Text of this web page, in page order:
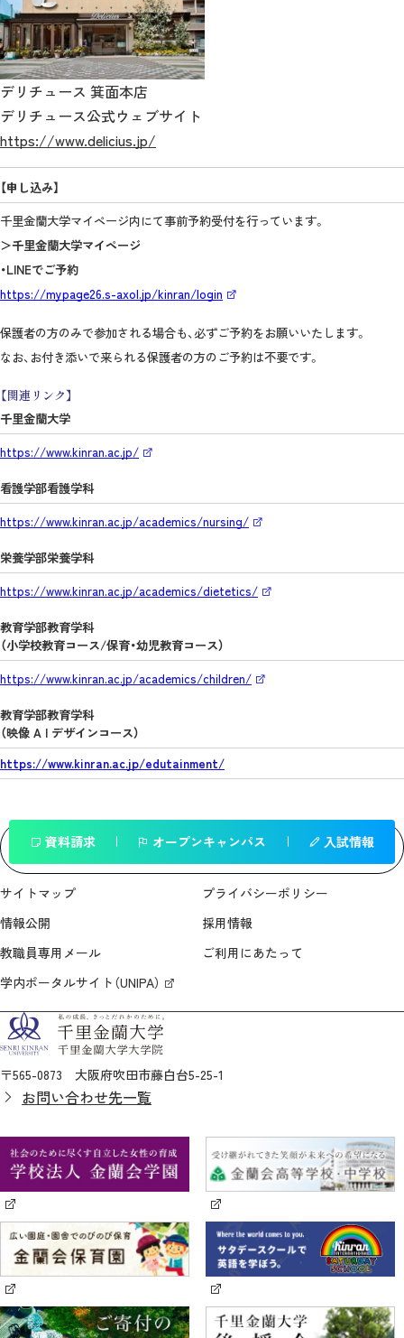
デリチュース 箕面本店
デリチュース公式ウェブサイト
https://www.delicius.jp/
【申し込み】
千里金蘭大学マイページ内にて事前予約受付を行っています。
＞千里金蘭大学マイページ
・LINEでご予約
https://mypage26.s-axol.jp/kinran/login
保護者の方のみで参加される場合も、必ずご予約をお願いいたします。
なお、お付き添いで来られる保護者の方のご予約は不要です。
【関連リンク】
千里金蘭大学
https://www.kinran.ac.jp/
看護学部看護学科
https://www.kinran.ac.jp/academics/nursing/
栄養学部栄養学科
https://www.kinran.ac.jp/academics/dietetics/
教育学部教育学科
（小学校教育コース/保育・幼児教育コース）
https://www.kinran.ac.jp/academics/children/
教育学部教育学科
（映像 A I デザインコース）
https://www.kinran.ac.jp/edutainment/
一覧へ戻る
資料請求 オープンキャンパス 入試情報
サイトマップ
プライバシーポリシー
情報公開
採用情報
教職員専用メール
ご利用にあたって
学内ポータルサイト（UNIPA）
〒565-0873 大阪府吹田市藤白台5-25-1
お問い合わせ先一覧